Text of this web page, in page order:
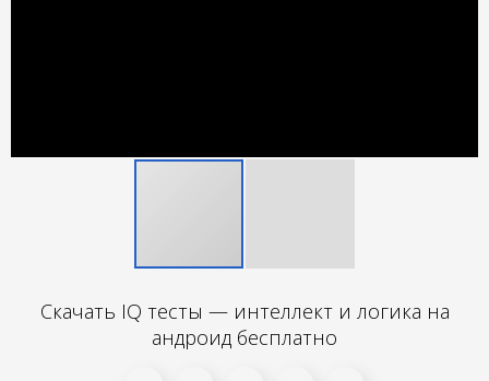
Скачать IQ тесты — интеллект и логика на
андроид бесплатно